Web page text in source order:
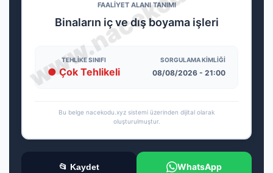
FAALİYET ALANI TANIMI
Binaların iç ve dış boyama işleri
TEHLIKE SINIFI
● Çok Tehlikeli
SORGULAMA KIMLIĞI
08/08/2026 - 21:00
Bu belge nacekodu.xyz sistemi üzerinden dijital olarak
oluşturulmuştur.
📂 Kaydet WhatsApp